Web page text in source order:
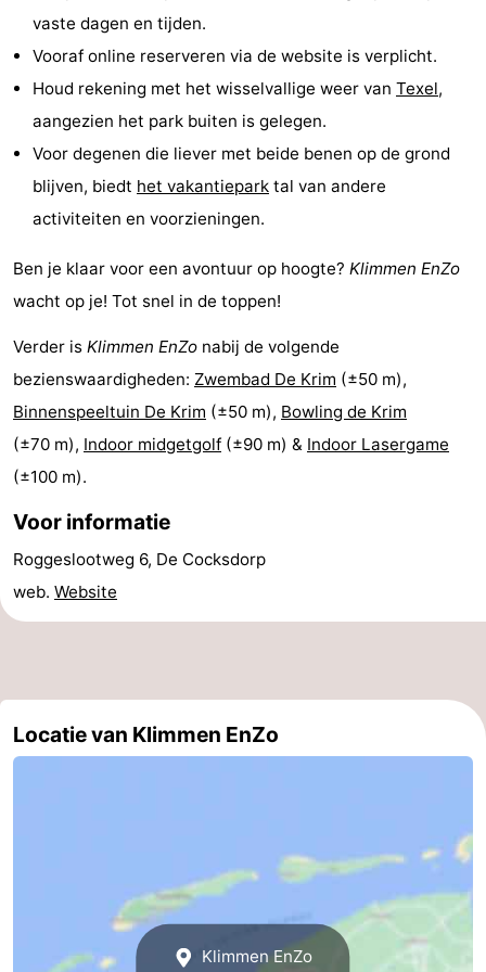
Speeltuinen
Minigolfbanen
Natuur
Rondleidingen
Sporten
Zwembaden
-
Wandelen
-
Paardrijden
-
Surfen
-
Wadlopen
Zeehonden
Eten
en
Evenementen
Route
Parkeren
Reisboekenwinkel
vaste dagen en tijden.
Vooraf online reserveren via de website is verplicht.
Houd rekening met het wisselvallige weer van Texel,
aangezien het park buiten is gelegen.
Voor degenen die liever met beide benen op de grond
blijven, biedt het vakantiepark tal van andere
activiteiten en voorzieningen.
Ben je klaar voor een avontuur op hoogte? Klimmen EnZo
wacht op je! Tot snel in de toppen!
Verder is Klimmen EnZo nabij de volgende
bezienswaardigheden: Zwembad De Krim (±50 m),
Binnenspeeltuin De Krim (±50 m), Bowling de Krim
(±70 m), Indoor midgetgolf (±90 m) & Indoor Lasergame
(±100 m).
Voor informatie
Roggeslootweg 6, De Cocksdorp
web. Website
Locatie van Klimmen EnZo
Klimmen EnZo